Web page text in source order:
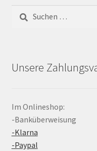
Suchen
nach:
Unsere
Im Onlineshop:
-Banküberweisung
-Klarna
-Paypal